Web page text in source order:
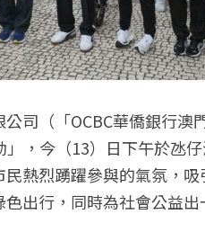
司（「OCBC華僑銀行澳
，今（13）日下午於氹
熱烈踴躍參與的氣氛，
出行，同時為社會公益出